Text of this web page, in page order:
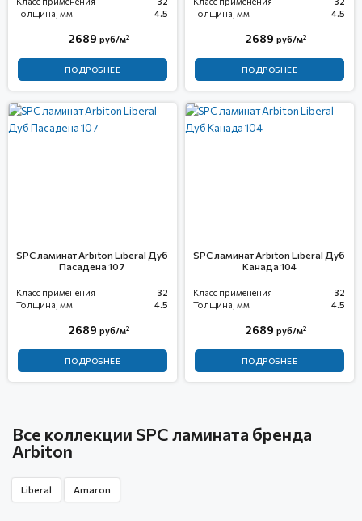
Толщина, мм
4.5
2689 руб/м2
ПОДРОБНЕЕ
Толщина, мм
4.5
2689 руб/м2
ПОДРОБНЕЕ
SPC ламинат Arbiton Liberal Дуб
Пасадена 107
Класс применения
32
Толщина, мм
4.5
2689 руб/м2
ПОДРОБНЕЕ
SPC ламинат Arbiton Liberal Дуб
Канада 104
Класс применения
32
Толщина, мм
4.5
2689 руб/м2
ПОДРОБНЕЕ
Все коллекции SPC ламината бренда
Arbiton
Liberal Amaron